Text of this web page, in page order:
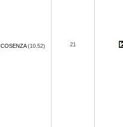
COSENZA(10.52) 21